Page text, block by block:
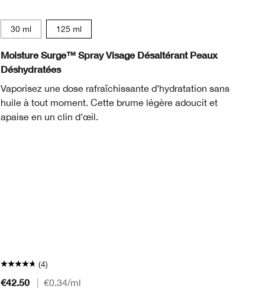
15 ml
30 ml 125 ml
Moisture Surge™ Spray Visage Désaltérant Peaux
Déshydratées
Vaporisez une dose rafraîchissante d’hydratation sans
huile à tout moment. Cette brume légère adoucit et
apaise en un clin d’œil.
(4)
€42.50 €0.34/ml